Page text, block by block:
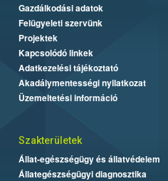
Gazdálkodási adatok
Felügyeleti szervünk
Projektek
Kapcsolódó linkek
Adatkezelési tájékoztató
Akadálymentességi nyilatkozat
Üzemeltetési információ
Szakterületek
Állat-egészségügy és állatvédelem
Állategészségügyi diagnosztika